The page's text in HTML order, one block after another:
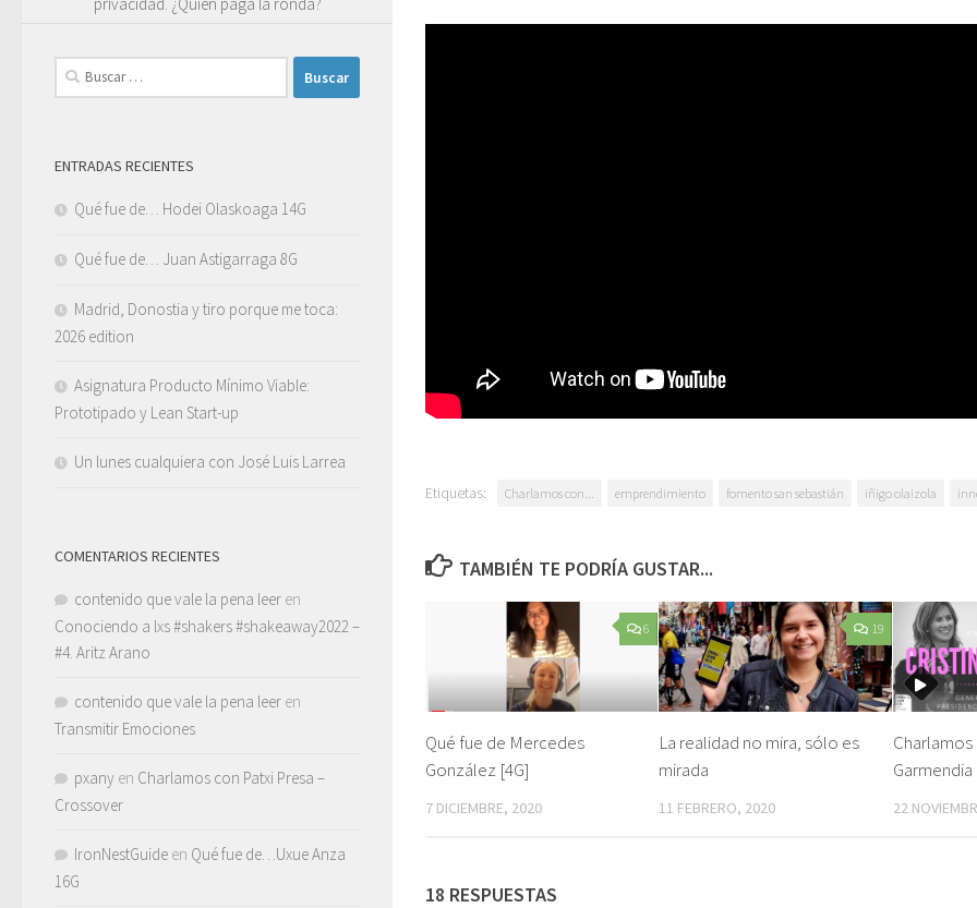
Etiquetas: Charlamos con... emprendimiento fomento san sebastián iñigo olaizola
TAMBIÉN TE PODRÍA GUSTAR...
6
Qué fue de Mercedes
González [4G]
7 DICIEMBRE, 2020
19
La realidad no mira, sólo es
mirada
11 FEBRERO, 2020
Garmendia
22
18 RESPUESTAS
privacidad. ¿Quién paga la ronda?
Buscar:
ENTRADAS RECIENTES
Qué fue de… Hodei Olaskoaga 14G
Qué fue de… Juan Astigarraga 8G
Madrid, Donostia y tiro porque me toca:
2026 edition
Asignatura Producto Mínimo Viable:
Prototipado y Lean Start-up
Un lunes cualquiera con José Luis Larrea
COMENTARIOS RECIENTES
contenido que vale la pena leer en
Conociendo a lxs #shakers #shakeaway2022 –
#4. Aritz Arano
contenido que vale la pena leer en
Transmitir Emociones
pxany en Charlamos con Patxi Presa –
Crossover
IronNestGuide en Qué fue de…Uxue Anza
16G